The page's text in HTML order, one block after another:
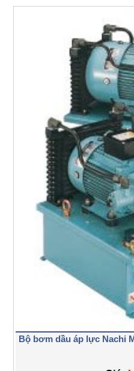
Bộ bơm dầu áp lực Nachi